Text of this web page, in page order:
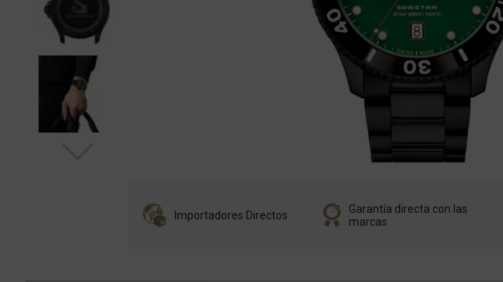
Importadores Directos
Garantía directa con las
marcas